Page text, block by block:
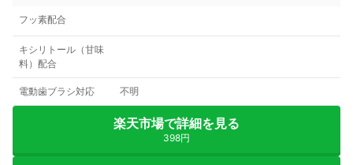
フッ素配合
キシリトール（甘味
料）配合
電動歯ブラシ対応 不明
楽天市場で詳細を見る
398円